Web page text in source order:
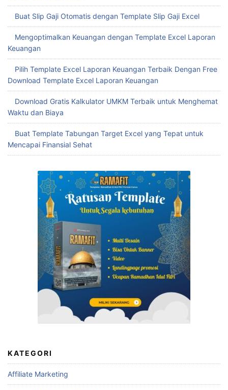
Buat Slip Gaji Otomatis dengan Template Slip Gaji Excel
Mengoptimalkan Keuangan dengan Template Excel Laporan
Keuangan
Pilih Template Excel Laporan Keuangan Terbaik Dengan Free
Download Template Excel Laporan Keuangan
Download Gratis Kalkulator UMKM Terbaik untuk Menghemat
Waktu dan Biaya
Buat Template Tabungan Target Excel yang Tepat untuk
Mencapai Finansial Sehat
KATEGORI
Affiliate Marketing